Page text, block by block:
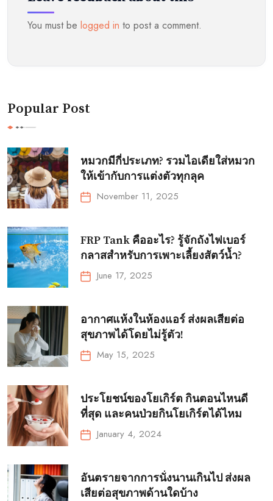
You must be logged in to post a comment.
Popular Post
หมวกมีกี่ประเภท? รวมไอเดียใส่หมวก
ให้เข้ากับการแต่งตัวทุกลุค
November 11, 2025
FRP Tank คืออะไร? รู้จักถังไฟเบอร์
กลาสสำหรับการเพาะเลี้ยงสัตว์น้ำ?
June 17, 2025
อากาศแห้งในห้องแอร์ ส่งผลเสียต่อ
สุขภาพได้โดยไม่รู้ตัว!
May 15, 2025
ประโยชน์ของโยเกิร์ต กินตอนไหนดี
ที่สุด และคนป่วยกินโยเกิร์ตได้ไหม
January 4, 2024
อันตรายจากการนั่งนานเกินไป ส่งผล
เสียต่อสุขภาพด้านใดบ้าง